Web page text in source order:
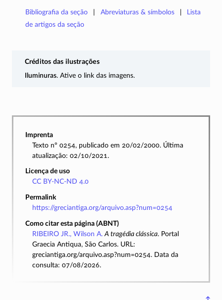
Bibliografia da seção Abreviaturas & símbolos
Lista
de artigos da seção
Créditos das ilustrações
Iluminuras. Ative o link das imagens.
Imprenta
Texto nº 0254, publicado em 20/02/2000. Última
atualização: 02/10/2021.
Licença de uso
CC BY-NC-ND 4.0
Permalink
https://greciantiga.org/arquivo.asp?num=0254
Como citar esta página (ABNT)
RIBEIRO JR., Wilson A. A tragédia clássica. Portal
Graecia Antiqua, São Carlos. URL:
greciantiga.org/arquivo.asp?num=0254. Data da
consulta: 07/08/2026.